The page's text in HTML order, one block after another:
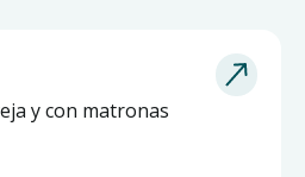
y con matronas